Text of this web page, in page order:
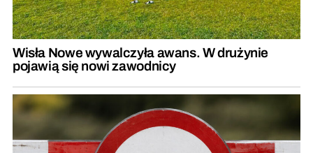
Wisła Nowe wywalczyła awans. W drużynie
pojawią się nowi zawodnicy